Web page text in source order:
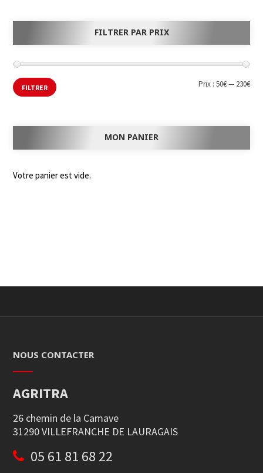
FILTRER PAR PRIX
FILTRER Prix : 50€— 230€
MON PANIER
Votre panier est vide.
NOUS CONTACTER
AGRITRA
26 chemin de la Camave
31290 VILLEFRANCHE DE LAURAGAIS
05 61 81 68 22